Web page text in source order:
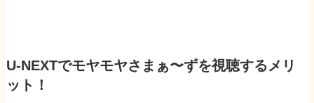
U-NEXTでモヤモヤさまぁ〜ずを視聴するメリ
ット！